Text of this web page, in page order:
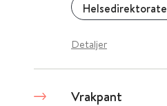
Detaljer
Vrakpant